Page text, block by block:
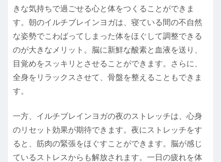
きな気持ちで過ごせる心と体をつくることができま
す。朝のイルチブレインヨガは、寝ている間の不自然
な姿勢でこわばってしまった体をほぐして調整できる
のが大きなメリット。脳に新鮮な酸素と血液を送り、
目覚めをスッキリとさせることができます。さらに、
全身をリラックスさせて、骨盤を整えることもできま
す。
一方、イルチブレインヨガの夜のストレッチは、心身
のリセット効果が期待できます。夜にストレッチをす
ると、筋肉の緊張をほぐすことができます。脳が感じ
ているストレスからも解放されます。一日の疲れを体